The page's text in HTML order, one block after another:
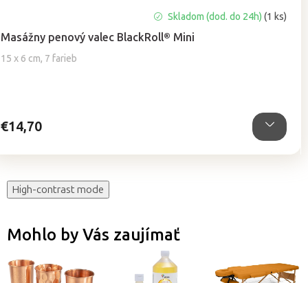
Masážny penový valec BlackRoll® Mini
15 x 6 cm, 7 farieb
hodnotenie
produktu
je
Skladom (dod. do 24h)(1 ks)
€14,70
High-contrast mode
Mohlo by Vás zaujímať